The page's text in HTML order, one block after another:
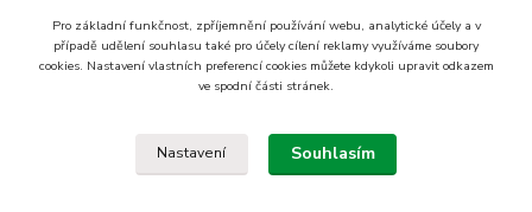
prodejna@dinoservis.cz
Pro základní funkčnost, zpříjemnění používání webu, analytické účely a v
případě udělení souhlasu také pro účely cílení reklamy využíváme soubory
cookies. Nastavení vlastních preferencí cookies můžete kdykoli upravit odkazem
ve spodní části stránek.
Nastavení Souhlasím